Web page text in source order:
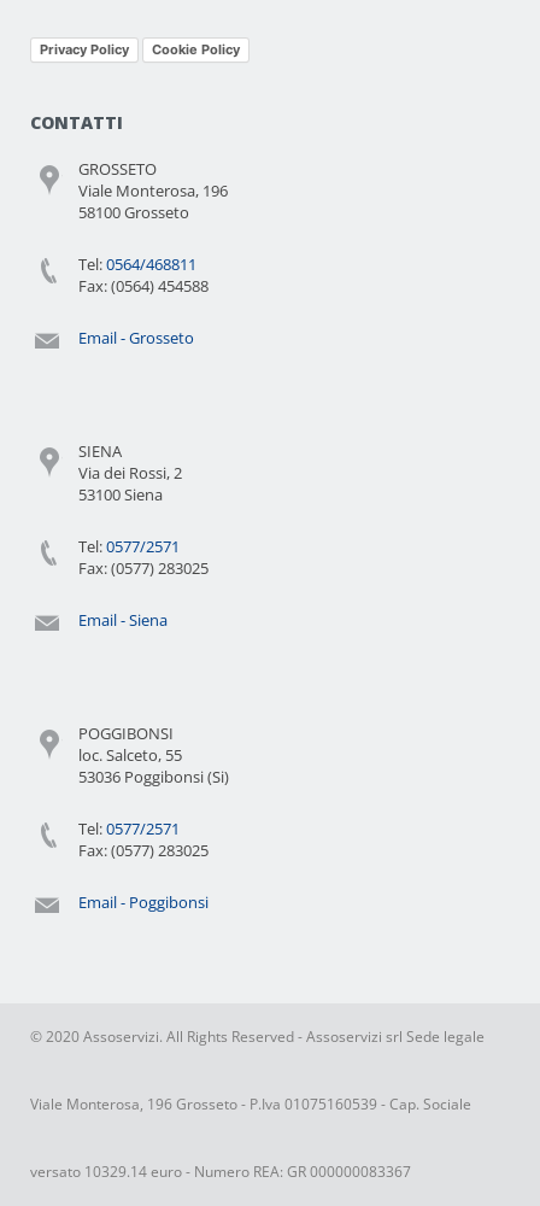
Privacy Policy Cookie Policy
CONTATTI
GROSSETO
Viale Monterosa, 196
58100 Grosseto
Tel:0564/468811
Fax: (0564) 454588
Email - Grosseto
SIENA
Via dei Rossi, 2
53100 Siena
Tel:0577/2571
Fax: (0577) 283025
Email - Siena
POGGIBONSI
loc. Salceto, 55
53036 Poggibonsi (Si)
Tel:0577/2571
Fax: (0577) 283025
Email - Poggibonsi
© 2020 Assoservizi. All Rights Reserved - Assoservizi srl Sede legale
Viale Monterosa, 196 Grosseto - P.Iva 01075160539 - Cap. Sociale
versato 10329.14 euro - Numero REA: GR 000000083367